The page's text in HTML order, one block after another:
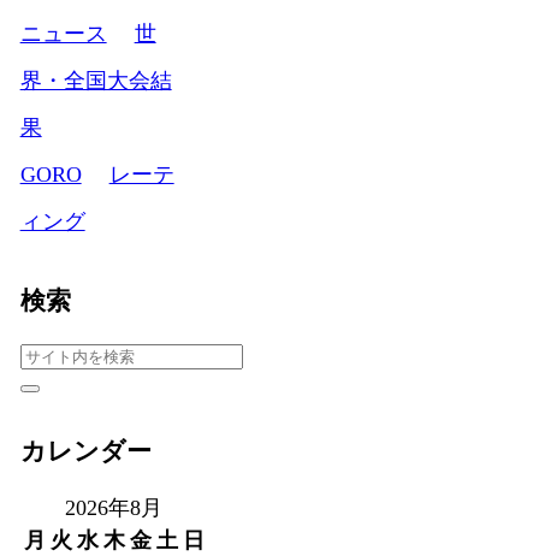
ニュース
世
界・全国大会結
果
GORO
レーテ
ィング
検索
カレンダー
2026年8月
月 火 水 木 金 土 日